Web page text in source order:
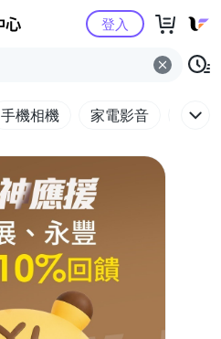
Yahoo購物中心
登入
手機相機 家電影音 電腦